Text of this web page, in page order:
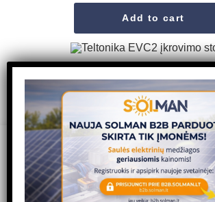
Add to cart
Read more
We use cookies on our website to give you
experience by remembering your
visits. By clicking “Accept”, you consent to
cookies.